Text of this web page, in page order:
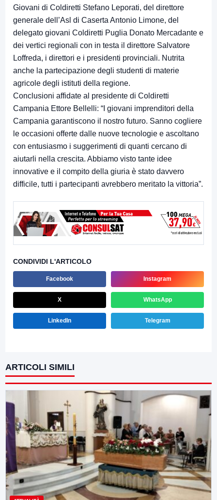
Giovani di Coldiretti Stefano Leporati, del direttore
generale dell’Asl di Caserta Antonio Limone, del
delegato giovani Coldiretti Puglia Donato Mercadante e
dei vertici regionali con in testa il direttore Salvatore
Loffreda, i direttori e i presidenti provinciali. Nutrita
anche la partecipazione degli studenti di materie
agricole degli istituti della regione.
Conclusioni affidate al presidente di Coldiretti
Campania Ettore Bellelli: “I giovani imprenditori della
Campania garantiscono il nostro futuro. Sanno cogliere
le occasioni offerte dalle nuove tecnologie e ascoltano
con entusiasmo i suggerimenti di quanti cercano di
aiutarli nella crescita. Abbiamo visto tante idee
innovative e il compito della giuria è stato davvero
difficile, tutti i partecipanti avrebbero meritato la vittoria”.
CONDIVIDI L'ARTICOLO
Facebook Instagram
X WhatsApp
LinkedIn Telegram
ARTICOLI SIMILI